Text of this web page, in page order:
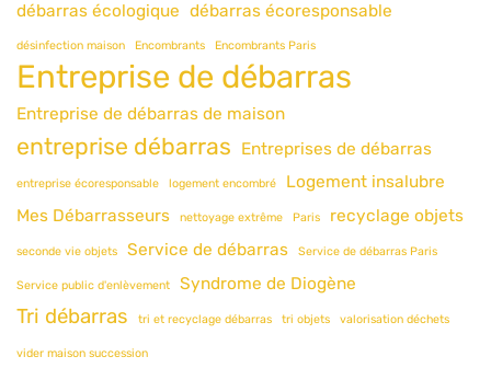
débarras écologique débarras écoresponsable
désinfection maison Encombrants Encombrants Paris
Entreprise de débarras
Entreprise de débarras de maison
entreprise débarras Entreprises de débarras
entreprise écoresponsable logement encombré
Logement insalubre
Mes Débarrasseurs
nettoyage extrême Paris recyclage objets
seconde vie objets Service de débarras Service de débarras Paris
Service public d'enlèvement Syndrome de Diogène
Tri débarras tri et recyclage débarras tri objets valorisation déchets
vider maison succession